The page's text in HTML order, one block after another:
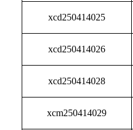
xcd250414025
xcd250414026
xcd250414028
xcm250414029